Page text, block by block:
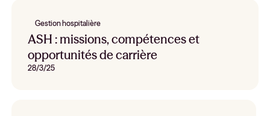
Gestion hospitalière
ASH : missions, compétences et
opportunités de carrière
28/3/25